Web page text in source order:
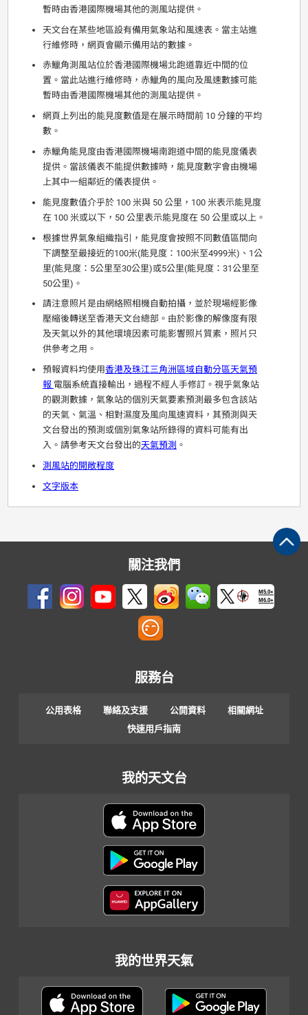
暫時由香港國際機場其他的測風站提供。
天文台在某些地區設有備用氣象站和風速表。當主站進
行維修時，網頁會顯示備用站的數據。
赤鱲角測風站位於香港國際機場北跑道靠近中間的位
置。當此站進行維修時，赤鱲角的風向及風速數據可能
暫時由香港國際機場其他的測風站提供。
網頁上列出的能見度數值是在展示時間前 10 分鐘的平均
數。
赤鱲角能見度由香港國際機場南跑道中間的能見度儀表
提供。當該儀表不能提供數據時，能見度數字會由機場
上其中一組鄰近的儀表提供。
能見度數值介乎於 100 米與 50 公里，100 米表示能見度
在 100 米或以下，50 公里表示能見度在 50 公里或以上。
根據世界氣象組織指引，能見度會按照不同數值區間向
下調整至最接近的100米(能見度：100米至4999米)、1公
里(能見度：5公里至30公里)或5公里(能見度：31公里至
50公里)。
請注意照片是由網絡照相機自動拍攝，並於現場經影像
壓縮後轉送至香港天文台總部。由於影像的解像度有限
及天氣以外的其他環境因素可能影響照片質素，照片只
供參考之用。
預報資料均使用香港及珠江三角洲區域自動分區天氣預
報 電腦系統直接輸出，過程不經人手修訂。視乎氣象站
的觀測數據，氣象站的個別天氣要素預測最多包含該站
的天氣、氣溫、相對濕度及風向風速資料，其預測與天
文台發出的預測或個別氣象站所錄得的資料可能有出
入。請參考天文台發出的天氣預測 。
測風站的開敞程度
文字版本
關注我們
M5.0+
M6.0+
服務台
公用表格 聯絡及支援 公開資料
相關網址
快速用戶指南
我的天文台
我的世界天氣